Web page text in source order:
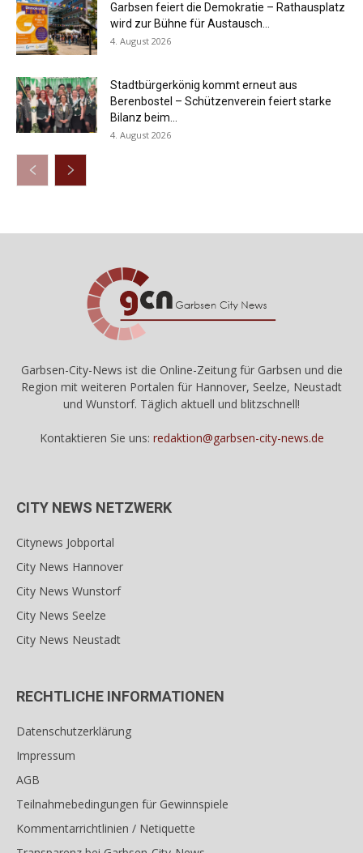
Garbsen feiert die Demokratie – Rathausplatz
wird zur Bühne für Austausch...
4. August 2026
Stadtbürgerkönig kommt erneut aus
Berenbostel – Schützenverein feiert starke
Bilanz beim...
4. August 2026
Garbsen-City-News ist die Online-Zeitung für Garbsen und die
Region mit weiteren Portalen für Hannover, Seelze, Neustadt
und Wunstorf. Täglich aktuell und blitzschnell!
Kontaktieren Sie uns: redaktion@garbsen-city-news.de
CITY NEWS NETZWERK
Citynews Jobportal
City News Hannover
City News Wunstorf
City News Seelze
City News Neustadt
RECHTLICHE INFORMATIONEN
Datenschutzerklärung
Impressum
AGB
Teilnahmebedingungen für Gewinnspiele
Kommentarrichtlinien / Netiquette